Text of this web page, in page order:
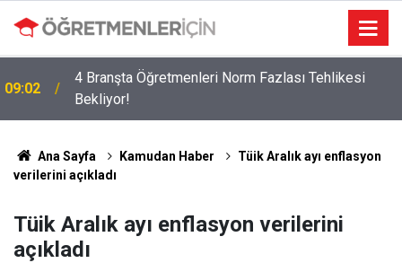
09:02
4 Branşta Öğretmenleri Norm Fazlası Tehlikesi
Bekliyor!
Ana Sayfa Kamudan Haber
Tüik Aralık ayı enflasyon
verilerini açıkladı
Tüik Aralık ayı enflasyon verilerini
açıkladı